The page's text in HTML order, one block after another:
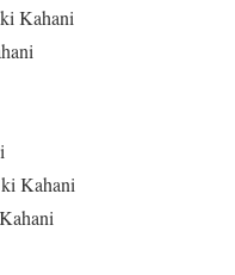
Kahani
Kahani